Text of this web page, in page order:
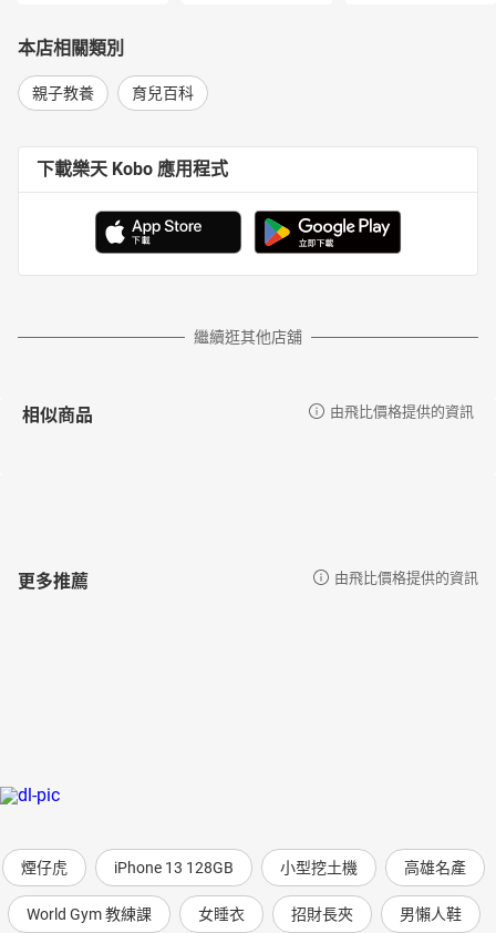
** 【本書適合對象】**
●對探究思考方法有熱忱，期待在日常生活運用「賞識思維」引
導孩子突破思考框架的大人
看畫、被問倒的家長
●想提升自己和孩子藝術鑑賞與深度思考力的親師與大人
●思考不再虛無飄渺！6大思考稟性，20條思考路徑，讓思考變
得可見。
●古典名畫思考示範！每種思考稟性示範兩條不同思考路徑，清
跟著理工媽踏入「看名畫學思考」的世界。
（政大應數系教授、教育部Soobi施筆獸計畫主持人）
教師或家長，能試著操作而不徬徨！讓孩子們的天賦被啟迪，台灣
★「看到宜蓁推廣『看藝術，學思考』從無到有的整個過程，
真的十分感佩。她每一場精彩的導聆，實在引人入勝。謝謝她導入
這樣的互動式藝術教育理念，培養孩子獨立思考的能力。」──徐秋
本店相關類別
親子教養 育兒百科
下載樂天 Kobo 應用程式
繼續逛其他店舖
相似商品 由飛比價格提供的資訊
更多推薦 由飛比價格提供的資訊
煙仔虎 iPhone 13 128GB 小型挖土機 高雄名產
World Gym 教練課 女睡衣 招財長夾 男懶人鞋